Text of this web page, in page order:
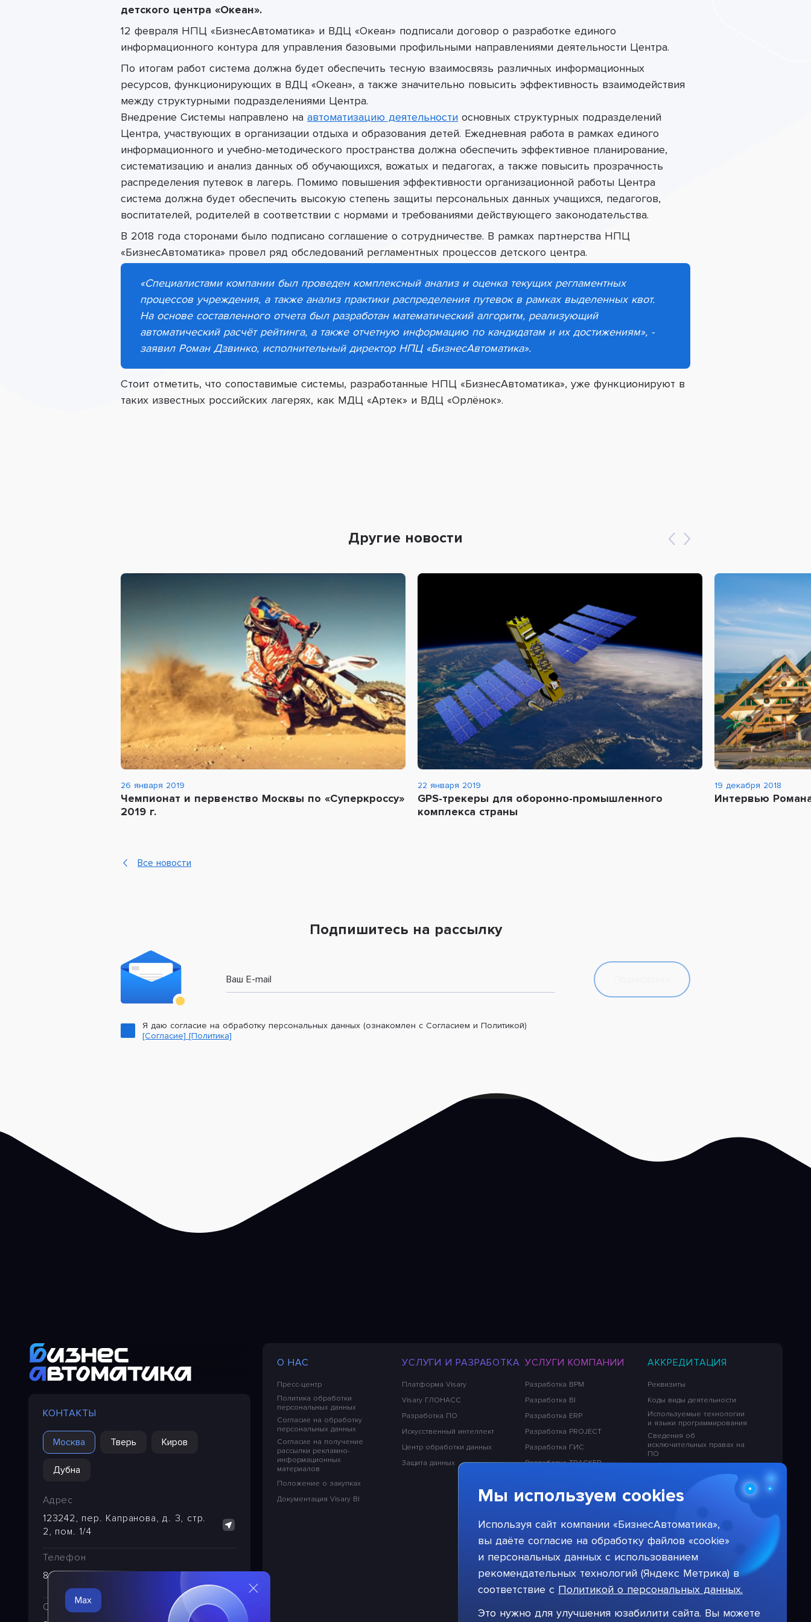
детского центра «Океан».
12 февраля НПЦ «БизнесАвтоматика» и ВДЦ «Океан» подписали договор о разработке единого
информационного контура для управления базовыми профильными направлениями деятельности Центра.
По итогам работ система должна будет обеспечить тесную взаимосвязь различных информационных
ресурсов, функционирующих в ВДЦ «Океан», а также значительно повысить эффективность взаимодействия
между структурными подразделениями Центра.
Внедрение Системы направлено на автоматизацию деятельности основных структурных подразделений
Центра, участвующих в организации отдыха и образования детей. Ежедневная работа в рамках единого
информационного и учебно-методического пространства должна обеспечить эффективное планирование,
систематизацию и анализ данных об обучающихся, вожатых и педагогах, а также повысить прозрачность
распределения путевок в лагерь. Помимо повышения эффективности организационной работы Центра
система должна будет обеспечить высокую степень защиты персональных данных учащихся, педагогов,
воспитателей, родителей в соответствии с нормами и требованиями действующего законодательства.
В 2018 года сторонами было подписано соглашение о сотрудничестве. В рамках партнерства НПЦ
«БизнесАвтоматика» провел ряд обследований регламентных процессов детского центра.
«Специалистами компании был проведен комплексный анализ и оценка текущих регламентных
процессов учреждения, а также анализ практики распределения путевок в рамках выделенных квот.
На основе составленного отчета был разработан математический алгоритм, реализующий
автоматический расчёт рейтинга, а также отчетную информацию по кандидатам и их достижениям», -
заявил Роман Дзвинко, исполнительный директор НПЦ «БизнесАвтоматика».
Стоит отметить, что сопоставимые системы, разработанные НПЦ «БизнесАвтоматика», уже функционируют в
таких известных российских лагерях, как МДЦ «Артек» и ВДЦ «Орлёнок».
Другие новости
26 января 2019
Чемпионат и первенство Москвы по «Суперкроссу»
2019 г.
22 января 2019
GPS-трекеры для оборонно-промышленного
комплекса страны
19 декабря 2018
Интервью
Все новости
Подпишитесь на рассылку
Ваш E-mail
Я даю согласие на обработку персональных данных (ознакомлен с Согласием и Политикой)
[Согласие] [Политика]
КОНТАКТЫ
Москва Тверь Киров
Дубна
Адрес
123242, пер. Капранова, д. 3, стр.
2, пом. 1/4
Телефон
8 (495) 221-29-65
Служба техподдержки
О НАС
Пресс-центр
Политика обработки
персональных данных
Согласие на обработку
персональных данных
Согласие на получение
рассылки рекламно-
информационных
материалов
Положение о закупках
Документация Visary BI
УСЛУГИ И РАЗРАБОТКА
Платформа Visary
Visary ГЛОНАСС
Разработка ПО
Искусственный интеллект
Центр обработки данных
Защита данных
УСЛУГИ КОМПАНИИ
Разработка BPM
Разработка BI
Разработка ERP
Разработка PROJECT
Разработка ГИС
Разработка TRACKER
Разработка CMS
Разработка DWH
АККРЕДИТАЦИЯ
Реквизиты
Коды виды деятельности
Используемые технологии
и языки программирования
Сведения об
исключительных правах на
ПО
отношении решений НПЦ
Тарифы на услуги компании
Max
Мы используем cookies
Используя сайт компании «БизнесАвтоматика»,
вы даёте согласие на обработку файлов «cookie»
и персональных данных с использованием
рекомендательных технологий (Яндекс Метрика) в
соответствие с Политикой о персональных данных.
Это нужно для улучшения юзабилити сайта. Вы можете